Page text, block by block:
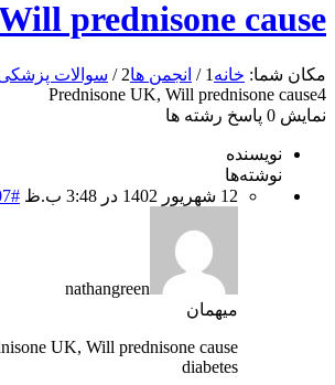
prednisone cause
مکان شما: خانه 1
/ انجمن ها2
/ سوالات
Prednisone UK, Will prednisone cause4
نمایش 0 پاسخ رشته ها
نویسنده
نوشته‌ها
12 شهریور 1402 در 3:48 ب.ظ
#1407
nathangreen
میهمان
UK, Will prednisone cause
diabetes